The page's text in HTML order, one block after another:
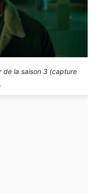
de la saison 3 (capture